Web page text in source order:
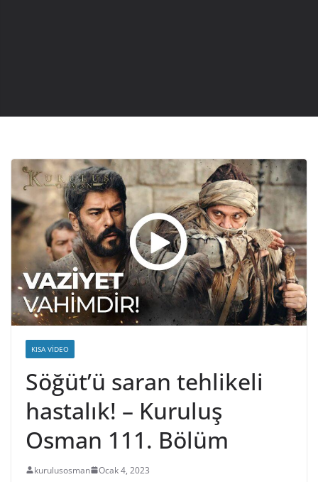
KISA VIDEO
Söğüt’ü saran tehlikeli
hastalık! – Kuruluş
Osman 111. Bölüm
kurulusosman Ocak 4, 2023